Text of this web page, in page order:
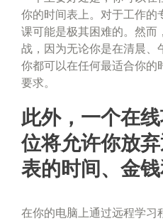
你的时间表上。对于工作的
课可能是极其困难的。然而
战，因为无论你是在清晨、
你都可以在任何最适合你的
要求。
此外，一个在
位将允许你放
表的时间、金
在你的电脑上通过远程学习